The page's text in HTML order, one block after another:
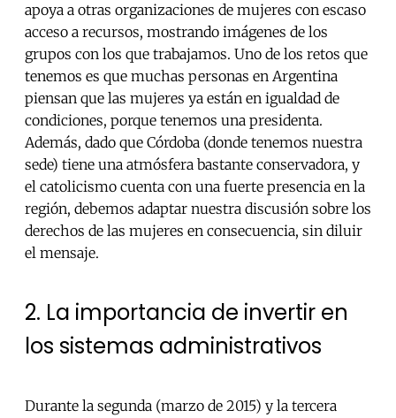
apoya a otras organizaciones de mujeres con escaso
acceso a recursos, mostrando imágenes de los
grupos con los que trabajamos. Uno de los retos que
tenemos es que muchas personas en Argentina
piensan que las mujeres ya están en igualdad de
condiciones, porque tenemos una presidenta.
Además, dado que Córdoba (donde tenemos nuestra
sede) tiene una atmósfera bastante conservadora, y
el catolicismo cuenta con una fuerte presencia en la
región, debemos adaptar nuestra discusión sobre los
derechos de las mujeres en consecuencia, sin diluir
el mensaje.
2. La importancia de invertir en
los sistemas administrativos
Durante la segunda (marzo de 2015) y la tercera